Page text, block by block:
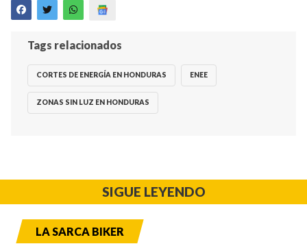
Tags relacionados
CORTES DE ENERGÍA EN HONDURAS ENEE
ZONAS SIN LUZ EN HONDURAS
SIGUE LEYENDO
LA SARCA BIKER